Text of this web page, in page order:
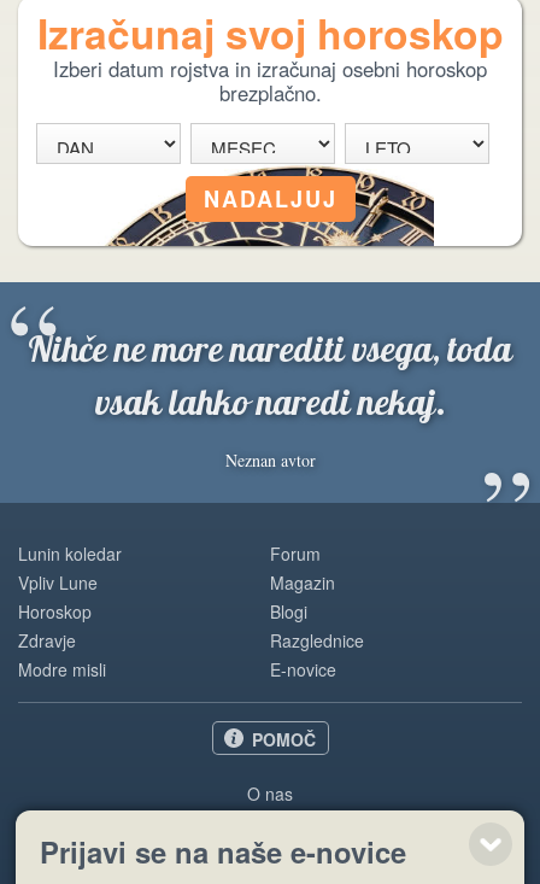
Izračunaj svoj horoskop
Izberi datum rojstva in izračunaj osebni horoskop
brezplačno.
Nihče ne more narediti vsega, toda
vsak lahko naredi nekaj.
Neznan avtor ”
“
Lunin koledar
Vpliv Lune
Horoskop
Zdravje
Modre misli
Forum
Magazin
Blogi
Razglednice
E-novice
POMOČ
O nas
Pogoji uporabe
Prijavi se na naše e-novice